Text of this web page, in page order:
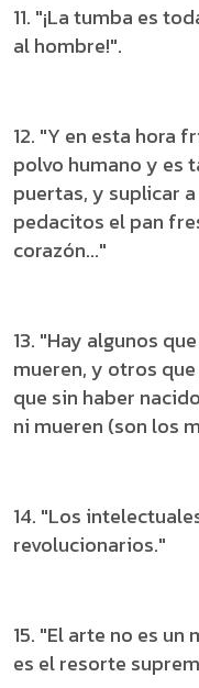
11. "¡La tumba es
al hombre!".
12. "Y en esta hora
polvo humano y es
puertas, y suplicar
pedacitos el pan
corazón..."
13. "Hay algunos
mueren, y otros
que sin haber
ni mueren (son los
14. "Los
revolucionarios."
15. "El arte no es
es el resorte